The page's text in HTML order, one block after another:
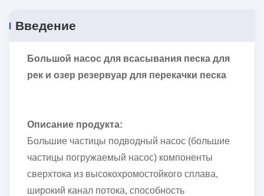
Введение
Большой насос для всасывания песка для
рек и озер резервуар для перекачки песка
Описание продукта:
Большие частицы подводный насос (большие
частицы погружаемый насос) компоненты
сверхтока из высокохромостойкого сплава,
широкий канал потока, способность